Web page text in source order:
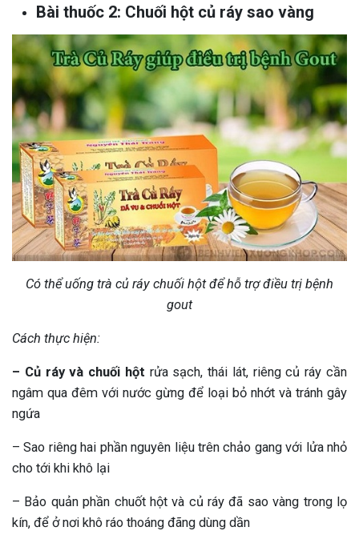
Bài thuốc 2: Chuối hột củ ráy sao vàng
Có thể uống trà củ ráy chuối hột để hỗ trợ điều trị bệnh
gout
Cách thực hiện:
– Củ ráy và chuối hột rửa sạch, thái lát, riêng củ ráy cần
ngâm qua đêm với nước gừng để loại bỏ nhớt và tránh gây
ngứa
– Sao riêng hai phần nguyên liệu trên chảo gang với lửa nhỏ
cho tới khi khô lại
– Bảo quản phần chuốt hột và củ ráy đã sao vàng trong lọ
kín, để ở nơi khô ráo thoáng đãng dùng dần